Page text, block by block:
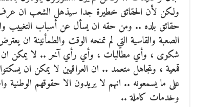
ولكن لأن الحقائق خطيرة جدا سيذهل الشعب ان
حقائق بلده .. ومن حقه ان يسأل عن أسباب التغييب
الصعبة والقاسية التي لم تمنحه الوقت والطمأنينة
شكوى ، وأي مطالبات ، وأي رأي آخر .. لا يمكن ان
قمعية ، وتجاهل متعمد .. ان العراقيين لا يمكن ان
على ما يسمعونه .. انهم لا يريدون الا حقوقهم
وخدمات كاملة ..